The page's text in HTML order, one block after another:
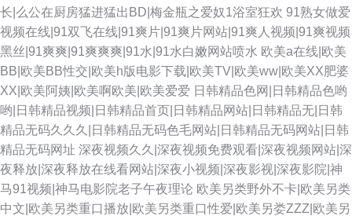
长|么公在厨房猛进猛出BD|梅金瓶之爱奴1浴室狂欢 91熟女做爱
视频在线|91双飞在线|91爽片|91爽片网站|91爽人视频|91爽视频
黑丝|91爽爽|91爽爽爽|91水|91水白嫩网站喷水 欧美a在线|欧美
BB|欧美BB性交|欧美h版电影下载|欧美TV|欧美ww|欧美XX肥婆
XX|欧美阿姨|欧美啊欧美|欧美爱爱 日韩精品色网|日韩精品色哟
哟|日韩精品视频|日韩精品首页|日韩精品网站|日韩精品无|日韩
精品无码久久久|日韩精品无码色毛网站|日韩精品无码网站|日韩
精品无码网址 深夜视频久久|深夜视频免费观看|深夜视频网站|深
夜释放|深夜释放在线看网站|深夜小视频|深夜影视|深夜影院|神
马91视频|神马电影院老子午夜理论 欧美另类野外不卡|欧美另类
中文|欧美另类重口播放|欧美另类重口性爱|欧美另娄ZZZ|欧美另